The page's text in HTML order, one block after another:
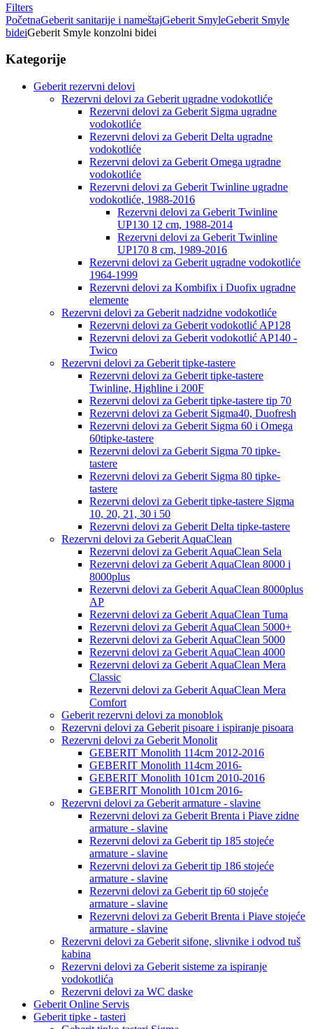
Filters
PočetnaGeberit sanitarije i nameštajGeberit SmyleGeberit Smyle
bideiGeberit Smyle konzolni bidei
Kategorije
Geberit rezervni delovi
Rezervni delovi za Geberit ugradne vodokotliće
Rezervni delovi za Geberit Sigma ugradne
vodokotliće
Rezervni delovi za Geberit Delta ugradne
vodokotliće
Rezervni delovi za Geberit Omega ugradne
vodokotliće
Rezervni delovi za Geberit Twinline ugradne
vodokotliće, 1988-2016
Rezervni delovi za Geberit Twinline
UP130 12 cm, 1988-2014
Rezervni delovi za Geberit Twinline
UP170 8 cm, 1989-2016
Rezervni delovi za Geberit ugradne vodokotliće
1964-1999
Rezervni delovi za Kombifix i Duofix ugradne
elemente
Rezervni delovi za Geberit nadzidne vodokotliće
Rezervni delovi za Geberit vodokotlić AP128
Rezervni delovi za Geberit vodokotlić AP140 -
Twico
Rezervni delovi za Geberit tipke-tastere
Rezervni delovi za Geberit tipke-tastere
Twinline, Highline i 200F
Rezervni delovi za Geberit tipke-tastere tip 70
Rezervni delovi za Geberit Sigma40, Duofresh
Rezervni delovi za Geberit Sigma 60 i Omega
60tipke-tastere
Rezervni delovi za Geberit Sigma 70 tipke-
tastere
Rezervni delovi za Geberit Sigma 80 tipke-
tastere
Rezervni delovi za Geberit tipke-tastere Sigma
10, 20, 21, 30 i 50
Rezervni delovi za Geberit Delta tipke-tastere
Rezervni delovi za Geberit AquaClean
Rezervni delovi za Geberit AquaClean Sela
Rezervni delovi za Geberit AquaClean 8000 i
8000plus
Rezervni delovi za Geberit AquaClean 8000plus
AP
Rezervni delovi za Geberit AquaClean Tuma
Rezervni delovi za Geberit AquaClean 5000+
Rezervni delovi za Geberit AquaClean 5000
Rezervni delovi za Geberit AquaClean 4000
Rezervni delovi za Geberit AquaClean Mera
Classic
Rezervni delovi za Geberit AquaClean Mera
Comfort
Geberit rezervni delovi za monoblok
Rezervni delovi za Geberit pisoare i ispiranje pisoara
Rezervni delovi za Geberit Monolit
GEBERIT Monolith 114cm 2012-2016
GEBERIT Monolith 114cm 2016-
GEBERIT Monolith 101cm 2010-2016
GEBERIT Monolith 101cm 2016-
Rezervni delovi za Geberit armature - slavine
Rezervni delovi za Geberit Brenta i Piave zidne
armature - slavine
Rezervni delovi za Geberit tip 185 stojeće
armature - slavine
Rezervni delovi za Geberit tip 186 stojeće
armature - slavine
Rezervni delovi za Geberit tip 60 stojeće
armature - slavine
Rezervni delovi za Geberit Brenta i Piave stojeće
armature - slavine
Rezervni delovi za Geberit sifone, slivnike i odvod tuš
kabina
Rezervni delovi za Geberit sisteme za ispiranje
vodokotlića
Rezervni delovi za WC daske
Geberit Online Servis
Geberit tipke - tasteri